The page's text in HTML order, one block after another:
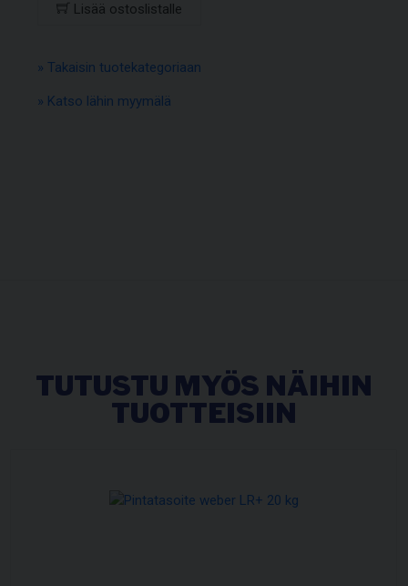
Lisää ostoslistalle
» Takaisin tuotekategoriaan
» Katso lähin myymälä
TUTUSTU MYÖS NÄIHIN
TUOTTEISIIN